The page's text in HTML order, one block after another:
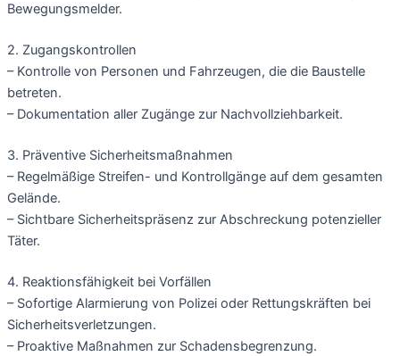
Bewegungsmelder.
2. Zugangskontrollen
– Kontrolle von Personen und Fahrzeugen, die die Baustelle
betreten.
– Dokumentation aller Zugänge zur Nachvollziehbarkeit.
3. Präventive Sicherheitsmaßnahmen
– Regelmäßige Streifen- und Kontrollgänge auf dem gesamten
Gelände.
– Sichtbare Sicherheitspräsenz zur Abschreckung potenzieller
Täter.
4. Reaktionsfähigkeit bei Vorfällen
– Sofortige Alarmierung von Polizei oder Rettungskräften bei
Sicherheitsverletzungen.
– Proaktive Maßnahmen zur Schadensbegrenzung.